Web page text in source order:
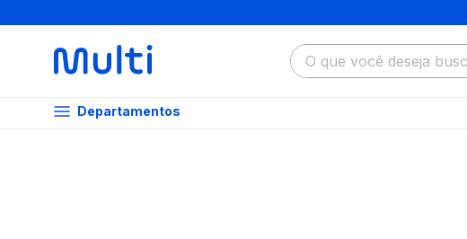
O que você deseja buscar?
Departamentos